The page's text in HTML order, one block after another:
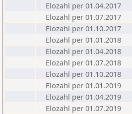
Elozahl per 01.04.2017
Elozahl per 01.07.2017
Elozahl per 01.10.2017
Elozahl per 01.01.2018
Elozahl per 01.04.2018
Elozahl per 01.07.2018
Elozahl per 01.10.2018
Elozahl per 01.01.2019
Elozahl per 01.04.2019
Elozahl per 01.07.2019